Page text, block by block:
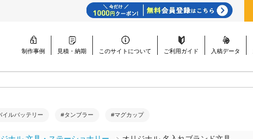
制作事例
見積・納期 このサイトについて ご利用ガイド 入稿データ
イルバッテリー #タンブラー #マグカップ